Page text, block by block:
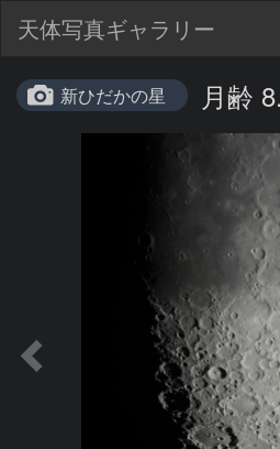
天体写真ギャラリー
新ひだかの星 月齢